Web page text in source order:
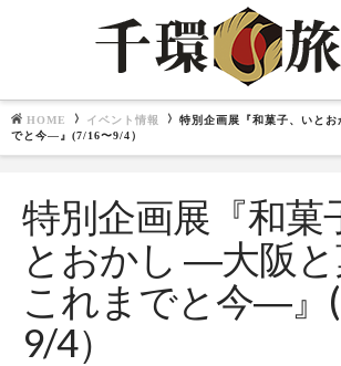
文化施設 Navigation
北海道・東北
中部・北陸
関東
関西
中国・四国
九州
千夜千冊
畿内七道
HOME イベント情報
特別企画展『和菓子、いと
でと今―』(7/16〜9/4）
特別企画展『和菓
とおかし ―大阪
これまでと今―』
9/4）